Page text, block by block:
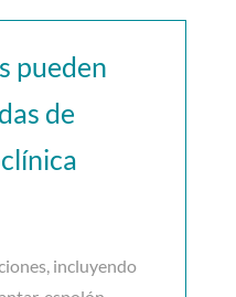
pueden
de
incluyendo